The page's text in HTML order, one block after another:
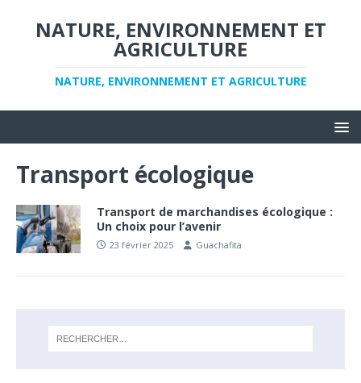
NATURE, ENVIRONNEMENT ET
AGRICULTURE
NATURE, ENVIRONNEMENT ET AGRICULTURE
Transport écologique
Transport de marchandises écologique :
Un choix pour l’avenir
23 février 2025 Guachafita